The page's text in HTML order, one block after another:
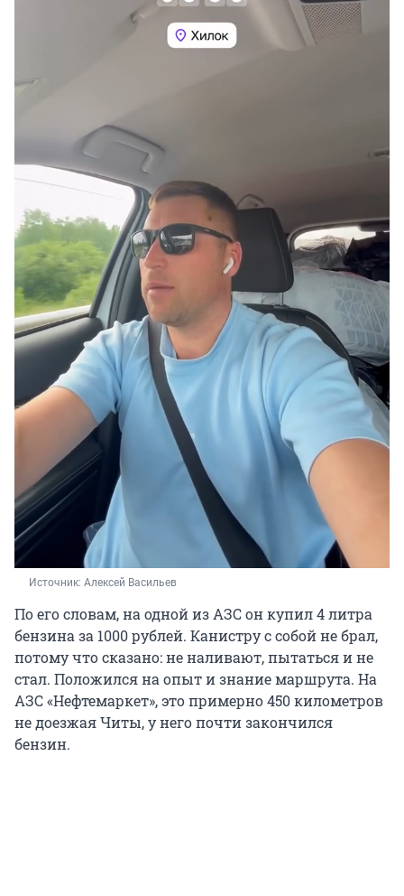
Источник: Алексей Васильев
По его словам, на одной из АЗС он купил 4 литра
бензина за 1000 рублей. Канистру с собой не брал,
потому что сказано: не наливают, пытаться и не
стал. Положился на опыт и знание маршрута. На
АЗС «Нефтемаркет», это примерно 450 километров
не доезжая Читы, у него почти закончился
бензин.